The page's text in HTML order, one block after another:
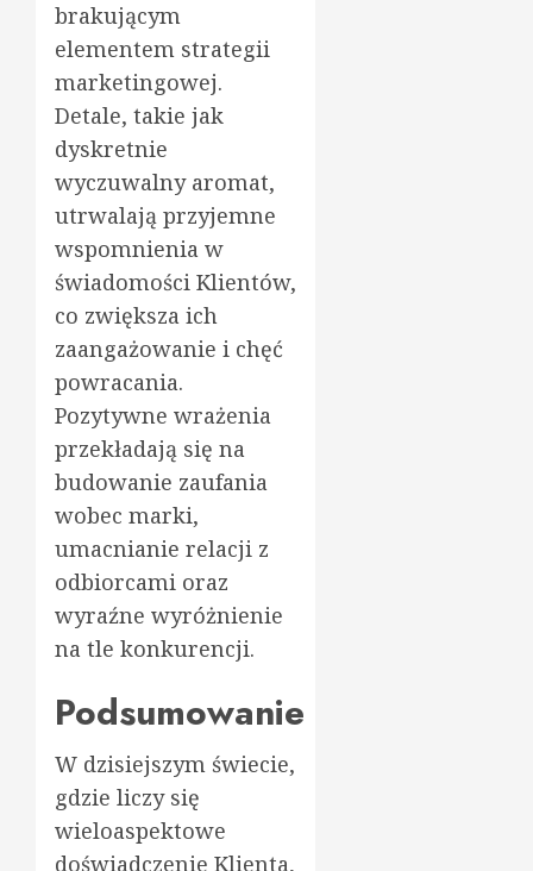
brakującym
elementem strategii
marketingowej.
Detale, takie jak
dyskretnie
wyczuwalny aromat,
utrwalają przyjemne
wspomnienia w
świadomości Klientów,
co zwiększa ich
zaangażowanie i chęć
powracania.
Pozytywne wrażenia
przekładają się na
budowanie zaufania
wobec marki,
umacnianie relacji z
odbiorcami oraz
wyraźne wyróżnienie
na tle konkurencji.
Podsumowanie
W dzisiejszym świecie,
gdzie liczy się
wieloaspektowe
doświadczenie Klienta,